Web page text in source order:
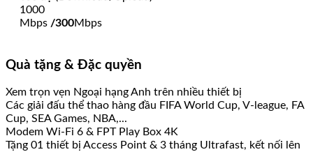
1000
Mbps /300Mbps
Quà tặng & Đặc quyền
Xem trọn vẹn Ngoại hạng Anh trên nhiều thiết bị
Các giải đấu thể thao hàng đầu FIFA World Cup, V-league, FA
Cup, SEA Games, NBA,...
Modem Wi-Fi 6 & FPT Play Box 4K
Tặng 01 thiết bị Access Point & 3 tháng Ultrafast, kết nối lên